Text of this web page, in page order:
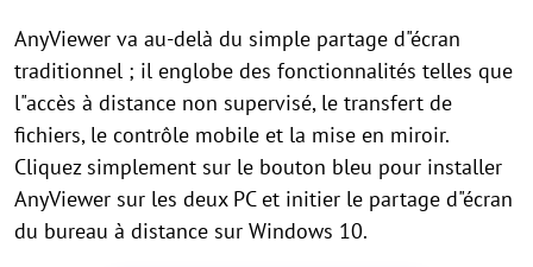
AnyViewer va au-delà du simple partage d"écran
traditionnel ; il englobe des fonctionnalités telles que
l"accès à distance non supervisé, le transfert de
fichiers, le contrôle mobile et la mise en miroir.
Cliquez simplement sur le bouton bleu pour installer
AnyViewer sur les deux PC et initier le partage d"écran
du bureau à distance sur Windows 10.